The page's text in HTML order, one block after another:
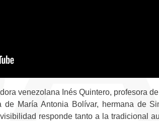
venezolana Inés Quintero, profesora
María Antonia Bolívar, hermana de
responde tanto a la tradicional